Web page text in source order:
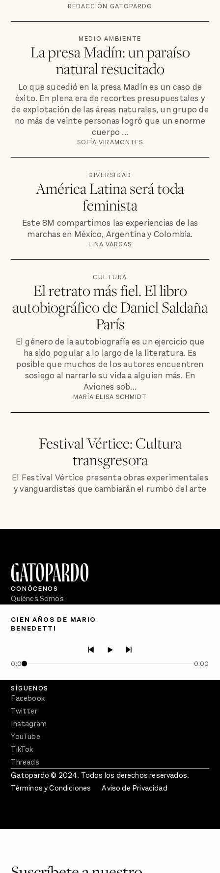
REDACCIÓN GATOPARDO
MEDIO AMBIENTE
La presa Madín: un paraíso
natural resucitado
Lo que sucedió en la presa Madín es un caso de
éxito. En plena era de recortes presupuestales y
de explotación de las áreas naturales, un grupo de
no más de veinte personas logró que un enorme
cuerpo ...
SOFÍA VIRAMONTES
DIVERSIDAD
América Latina será toda
feminista
Este 8M compartimos las experiencias de las
marchas en México, Argentina y Colombia.
LINA VARGAS
CULTURA
El retrato más fiel. El libro
autobiográfico de Daniel Saldaña
París
El género de la autobiografía es un ejercicio que
ha sido popular a lo largo de la literatura. Es
posible que muchos de los autores encuentren
sosiego al narrarle su vida a alguien más. En
Aviones sob...
MARÍA ELISA SCHMIDT
Festival Vértice: Cultura
transgresora
El Festival Vértice presenta obras experimentales
y vanguardistas que cambiarán el rumbo del arte
CIEN AÑOS DE MARIO
BENEDETTI
0:00 0:00
CONÓCENOS
Quiénes Somos
PÓDCASTS
Crecer en Distopía
SÍGUENOS
Facebook
Twitter
Instagram
YouTube
TikTok
Threads
Gatopardo © 2024. Todos los derechos reservados.
Términos y Condiciones
Aviso de Privacidad